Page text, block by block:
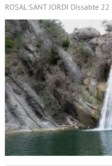
ROSAL SANT JORDI Dissabte